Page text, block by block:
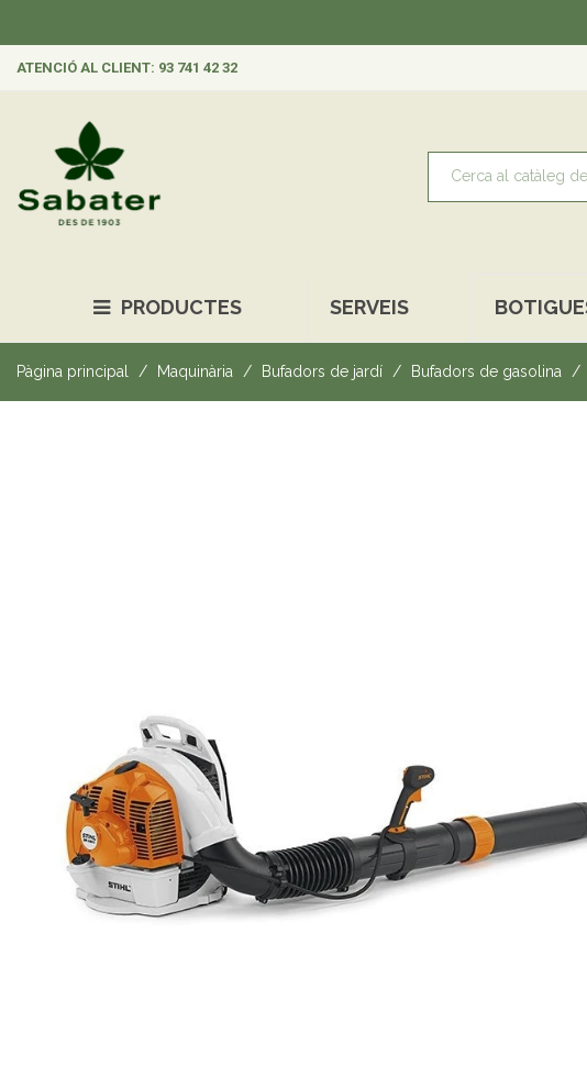
ATENCIÓ AL CLIENT: 93 741 42 32
PRODUCTES SERVEIS
Pàgina principal Maquinària Bufadors de jardí Bufadors de gasolina